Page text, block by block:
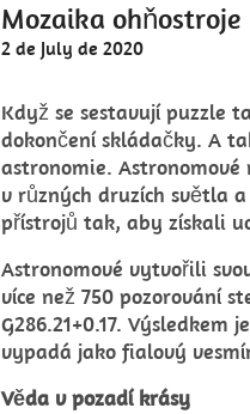
Mozaika ohňostroje
2 de July de 2020
Když se sestavují puzzle
dokončení skládačky. A
astronomie.
v různých druzích světla
přístrojů tak, aby získali
Astronomové vytvořili
více než 750 pozorování
G286.21+0.17.
vypadá jako fialový
Věda v pozadí krásy